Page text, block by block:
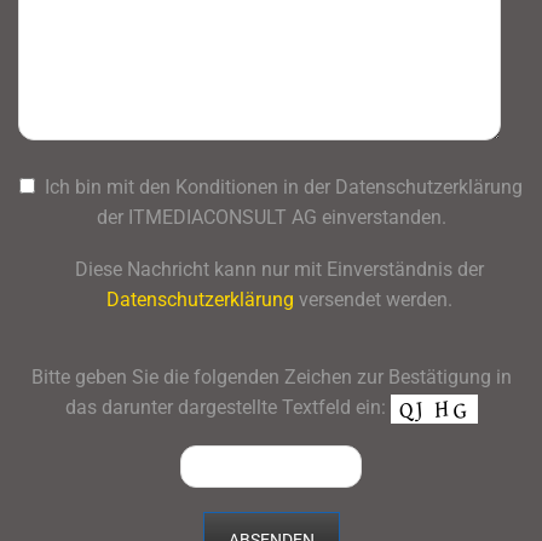
Ich bin mit den Konditionen in der Datenschutzerklärung
der ITMEDIACONSULT AG einverstanden.
Diese Nachricht kann nur mit Einverständnis der
Datenschutzerklärung versendet werden.
Bitte geben Sie die folgenden Zeichen zur Bestätigung in
das darunter dargestellte Textfeld ein: